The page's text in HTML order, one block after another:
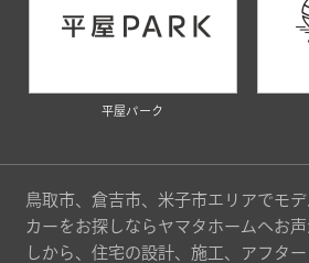
平屋パーク
鳥取市、倉吉市、米子市エリアでモ
カーをお探しならヤマタホームへお
しから、住宅の設計、施工、アフタ